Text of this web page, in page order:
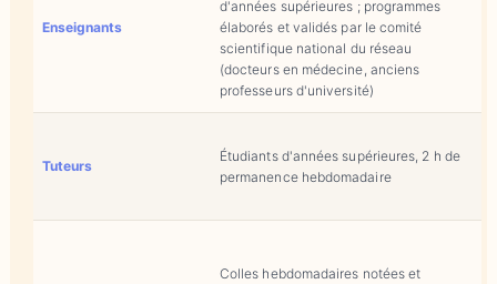
Enseignants
d'années supérieures ; programmes
élaborés et validés par le comité
scientifique national du réseau
(docteurs en médecine, anciens
professeurs d'université)
Tuteurs
Étudiants d'années supérieures, 2 h de
permanence hebdomadaire
Colles hebdomadaires notées et